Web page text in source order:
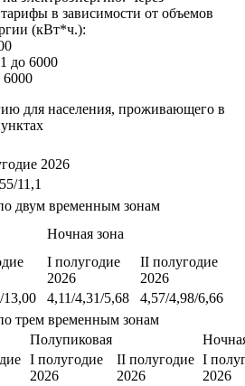
в зависимости от объемов
(кВт*ч.):
до 6000
для населения, проживающего в
2026
11,1
двум временным зонам
Ночная зона
I полугодие
2026
II полугодие
2026
13,00 4,11/4,31/5,68
4,57/4,98/6,66
трем временным зонам
Полупиковая
I полугодие
2026
II полугодие
2026
I
2026